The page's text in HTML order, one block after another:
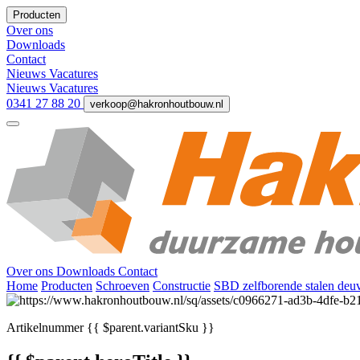
Producten
Over ons
Downloads
Contact
Nieuws Vacatures
Nieuws Vacatures
0341 27 88 20
verkoop@hakronhoutbouw.nl
Over ons Downloads Contact
Home Producten Schroeven Constructie SBD zelfborende stalen
Artikelnummer{{ $parent.variantSku }}